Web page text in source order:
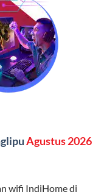
yang
dan hiburan
dan akses
yang membutuhkan
Agustus 2026
wifi IndiHome di